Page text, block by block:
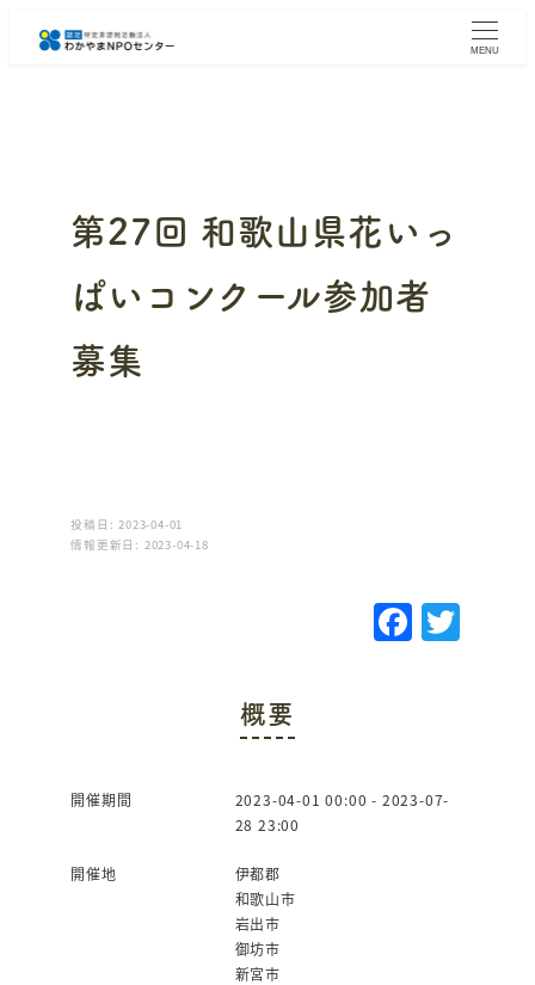
MENU
第27回 和歌山県花いっ
ぱいコンクール参加者
募集
投稿日: 2023-04-01
情報更新日: 2023-04-18
F
a
o
T
概要
開催期間
2023-04-01 00:00 - 2023-07-
28 23:00
開催地
伊都郡
和歌山市
岩出市
御坊市
新宮市